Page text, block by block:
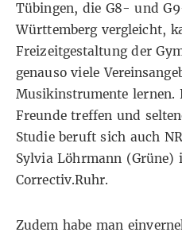
Tübingen, die G8- und
Württemberg vergleicht,
Freizeitgestaltung der
genauso viele
Musikinstrumente lernen.
Freunde treffen und
Studie beruft sich auch
Sylvia Löhrmann
Correctiv.Ruhr.
Zudem habe man